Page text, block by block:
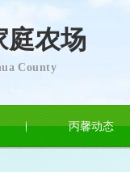
庭农场
County
丙馨动态